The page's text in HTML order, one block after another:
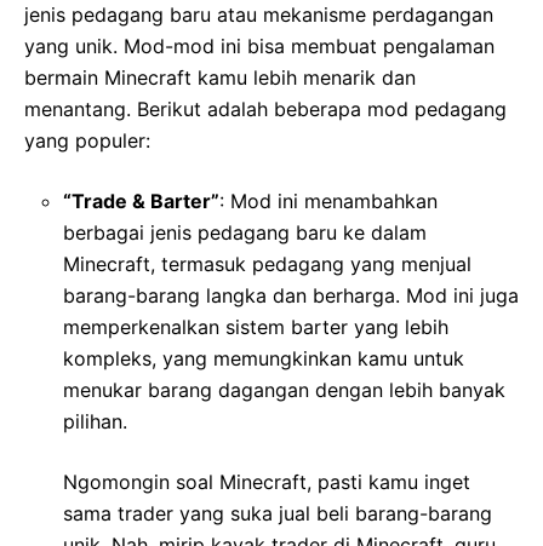
jenis pedagang baru atau mekanisme perdagangan
yang unik. Mod-mod ini bisa membuat pengalaman
bermain Minecraft kamu lebih menarik dan
menantang. Berikut adalah beberapa mod pedagang
yang populer:
“Trade & Barter”: Mod ini menambahkan
berbagai jenis pedagang baru ke dalam
Minecraft, termasuk pedagang yang menjual
barang-barang langka dan berharga. Mod ini juga
memperkenalkan sistem barter yang lebih
kompleks, yang memungkinkan kamu untuk
menukar barang dagangan dengan lebih banyak
pilihan.
Ngomongin soal Minecraft, pasti kamu inget
sama trader yang suka jual beli barang-barang